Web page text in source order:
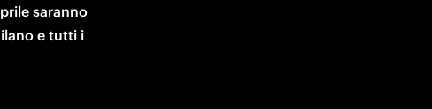
saranno
e tutti i